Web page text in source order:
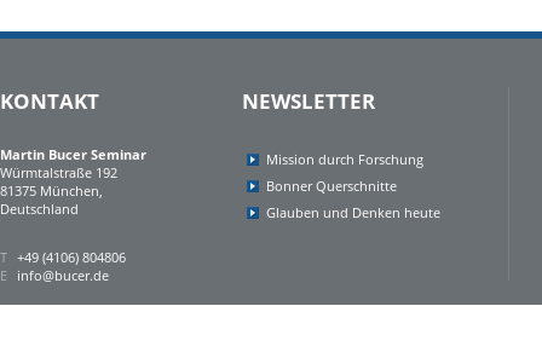
KONTAKT
Martin Bucer Seminar
Würmtalstraße 192
81375 München,
Deutschland
T +49 (4106) 804806
E info@bucer.de
NEWSLETTER
Mission durch Forschung
Bonner Querschnitte
Glauben und Denken heute